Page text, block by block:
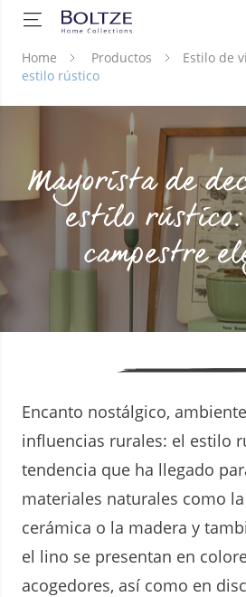
Home Productos Estilo de
estilo rústico
Mayorista de
estilo
campestre
Encanto nostálgico,
influencias rurales: el estilo
tendencia que ha llegado
materiales naturales como
cerámica o la madera y
el lino se presentan en
acogedores, así como en